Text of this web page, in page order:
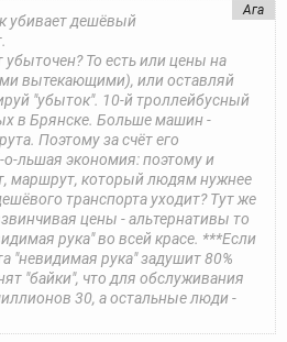
Ага
убивает дешёвый
То есть или цены на
вытекающими), или оставляй
"убыток". 10-й троллейбусный
в Брянске. Больше машин -
Поэтому за счёт его
о-льшая экономия: поэтому и
маршрут, который людям нужнее
транспорта уходит? Тут же
цены - альтернативы то
рука" во всей красе. ***Если
"невидимая рука" задушит 80%
"байки", что для обслуживания
30, а остальные люди -